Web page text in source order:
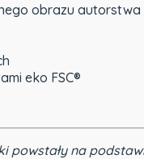
obrazu autorstwa
eko FSC®
powstały na